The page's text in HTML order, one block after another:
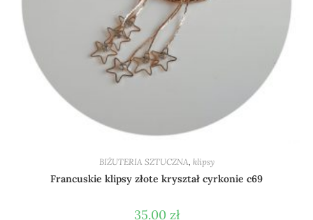
BIŻUTERIA SZTUCZNA, klipsy
Francuskie klipsy złote kryształ cyrkonie c69
35.00 zł